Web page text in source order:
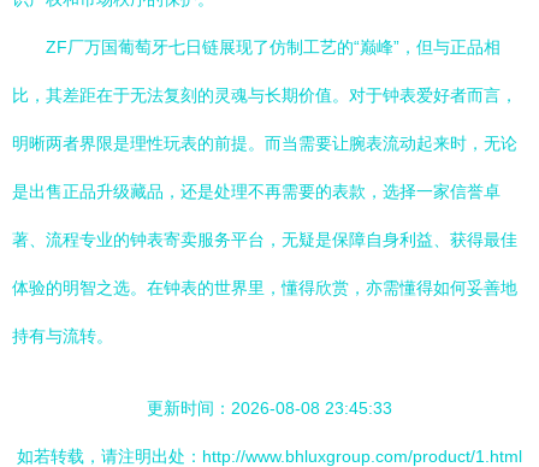
ZF厂万国葡萄牙七日链展现了仿制工艺的“巅峰”，但与正品相
比，其差距在于无法复刻的灵魂与长期价值。对于钟表爱好者而言，
明晰两者界限是理性玩表的前提。而当需要让腕表流动起来时，无论
是出售正品升级藏品，还是处理不再需要的表款，选择一家信誉卓
著、流程专业的钟表寄卖服务平台，无疑是保障自身利益、获得最佳
体验的明智之选。在钟表的世界里，懂得欣赏，亦需懂得如何妥善地
持有与流转。
更新时间：2026-08-08 23:45:33
如若转载，请注明出处：http://www.bhluxgroup.com/product/1.html